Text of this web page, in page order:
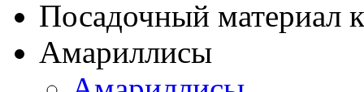
Посадочный материал
Амариллисы